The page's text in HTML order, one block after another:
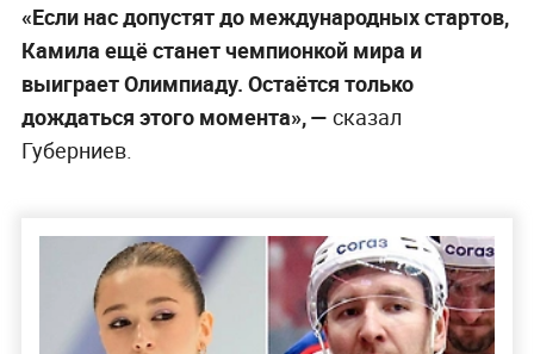
«Если нас допустят до международных стартов,
Камила ещё станет чемпионкой мира и
выиграет Олимпиаду. Остаётся только
дождаться этого момента», — сказал
Губерниев.